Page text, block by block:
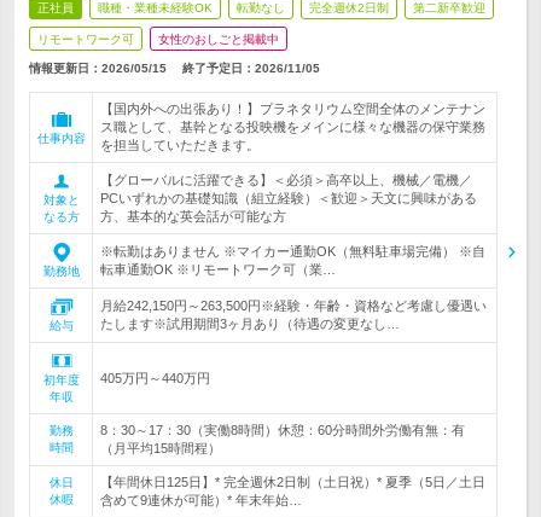
正社員 職種・業種未経験OK 転勤なし 完全週休2日制 第二新卒歓迎
リモートワーク可 女性のおしごと掲載中
情報更新日：2026/05/15 終了予定日： 2026/11/05
仕事内容
【国内外への出張あり！】プラネタリウム空間全体のメンテナン
ス職として、基幹となる投映機をメインに様々な機器の保守業務
を担当していただきます。
対象と
なる方
【グローバルに活躍できる】＜必須＞高卒以上、機械／電機／
PCいずれかの基礎知識（組立経験）＜歓迎＞天文に興味がある
方、基本的な英会話が可能な方
勤務地
※転勤はありません ※マイカー通勤OK（無料駐車場完備） ※自
転車通勤OK ※リモートワーク可（業…
給与
月給242,150円～263,500円※経験・年齢・資格など考慮し優遇い
たします※試用期間3ヶ月あり（待遇の変更なし…
初年度
年収
405万円～440万円
勤務
時間
8：30～17：30（実働8時間）休憩：60分時間外労働有無：有
（月平均15時間程）
休日
休暇
【年間休日125日】* 完全週休2日制（土日祝）* 夏季（5日／土日
含めて9連休が可能）* 年末年始…